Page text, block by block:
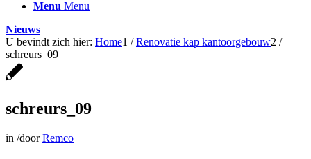
Menu Menu
Nieuws
U bevindt zich hier: Home1 / Renovatie kap kantoorgebouw2 /
schreurs_09
schreurs_09
in /doorRemco